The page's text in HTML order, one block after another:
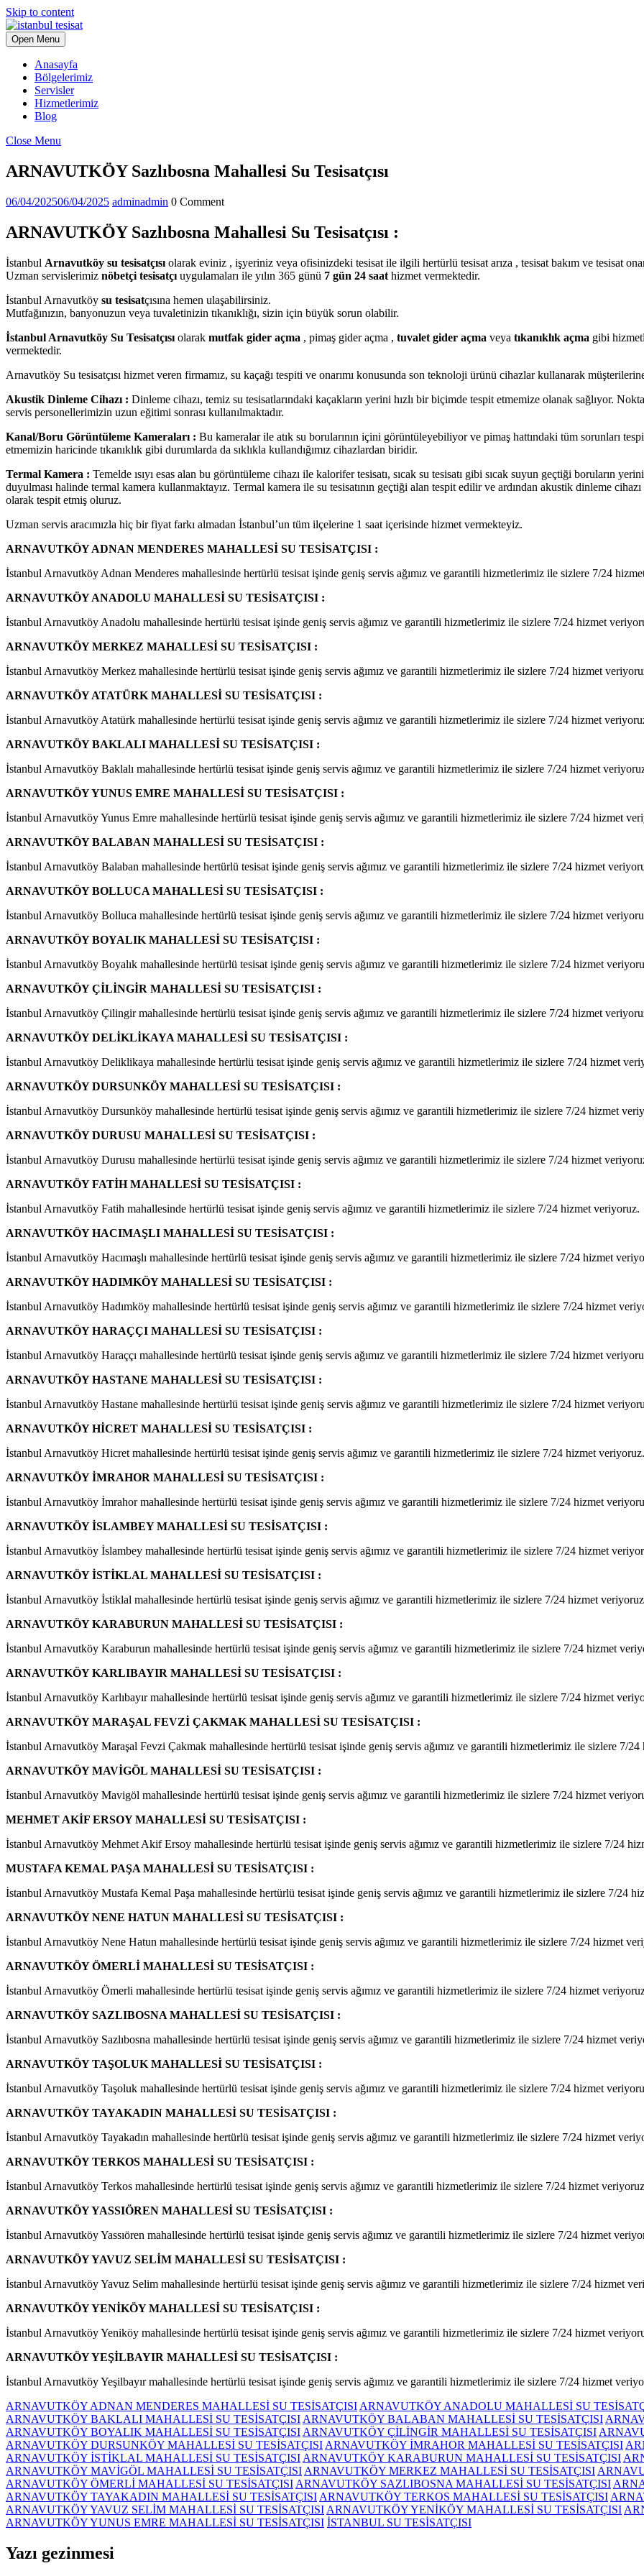
Skip to content
Open Menu
Anasayfa
Bölgelerimiz
Servisler
Hizmetlerimiz
Blog
Close Menu
ARNAVUTKÖY Sazlıbosna Mahallesi Su Tesisatçısı
06/04/202506/04/2025 adminadmin 0 Comment
ARNAVUTKÖY Sazlıbosna Mahallesi Su Tesisatçısı :
İstanbul Arnavutköy su tesisatçısı olarak eviniz , işyeriniz veya ofisinizdeki tesisat ile ilgili hertürlü tesisat arıza , tesisat bakım ve tesisat
Uzman servislerimiz nöbetçi tesisatçı uygulamaları ile yılın 365 günü 7 gün 24 saat hizmet vermektedir.
İstanbul Arnavutköy su tesisatçısına hemen ulaşabilirsiniz.
Mutfağınızın, banyonuzun veya tuvaletinizin tıkanıklığı, sizin için büyük sorun olabilir.
İstanbul Arnavutköy Su Tesisatçısı olarak mutfak gider açma , pimaş gider açma , tuvalet gider açma veya tıkanıklık açma gibi
vermektedir.
Arnavutköy Su tesisatçısı hizmet veren firmamız, su kaçağı tespiti ve onarımı konusunda son teknoloji ürünü cihazlar kullanarak
Akustik Dinleme Cihazı : Dinleme cihazı, temiz su tesisatlarındaki kaçakların yerini hızlı bir biçimde tespit etmemize olanak sağlıyor.
servis personellerimizin uzun eğitimi sonrası kullanılmaktadır.
Kanal/Boru Görüntüleme Kameraları : Bu kameralar ile atık su borularının içini görüntüleyebiliyor ve pimaş hattındaki tüm sorunları
etmemizin haricinde tıkanıklık gibi durumlarda da sıklıkla kullandığımız cihazlardan biridir.
Termal Kamera : Temelde ısıyı esas alan bu görüntüleme cihazı ile kalorifer tesisatı, sıcak su tesisatı gibi sıcak suyun geçtiği boruların
duyulması halinde termal kamera kullanmaktayız. Termal kamera ile su tesisatının geçtiği alan tespit edilir ve ardından akustik dinleme
olarak tespit etmiş oluruz.
Uzman servis aracımızla hiç bir fiyat farkı almadan İstanbul’un tüm ilçelerine 1 saat içerisinde hizmet vermekteyiz.
ARNAVUTKÖY ADNAN MENDERES MAHALLESİ SU TESİSATÇISI :
İstanbul Arnavutköy Adnan Menderes mahallesinde hertürlü tesisat işinde geniş servis ağımız ve garantili hizmetlerimiz ile sizlere 7/24
ARNAVUTKÖY ANADOLU MAHALLESİ SU TESİSATÇISI :
İstanbul Arnavutköy Anadolu mahallesinde hertürlü tesisat işinde geniş servis ağımız ve garantili hizmetlerimiz ile sizlere 7/24 hizmet
ARNAVUTKÖY MERKEZ MAHALLESİ SU TESİSATÇISI :
İstanbul Arnavutköy Merkez mahallesinde hertürlü tesisat işinde geniş servis ağımız ve garantili hizmetlerimiz ile sizlere 7/24 hizmet
ARNAVUTKÖY ATATÜRK MAHALLESİ SU TESİSATÇISI :
İstanbul Arnavutköy Atatürk mahallesinde hertürlü tesisat işinde geniş servis ağımız ve garantili hizmetlerimiz ile sizlere 7/24 hizmet
ARNAVUTKÖY BAKLALI MAHALLESİ SU TESİSATÇISI :
İstanbul Arnavutköy Baklalı mahallesinde hertürlü tesisat işinde geniş servis ağımız ve garantili hizmetlerimiz ile sizlere 7/24 hizmet
ARNAVUTKÖY YUNUS EMRE MAHALLESİ SU TESİSATÇISI :
İstanbul Arnavutköy Yunus Emre mahallesinde hertürlü tesisat işinde geniş servis ağımız ve garantili hizmetlerimiz ile sizlere 7/24 hizmet
ARNAVUTKÖY BALABAN MAHALLESİ SU TESİSATÇISI :
İstanbul Arnavutköy Balaban mahallesinde hertürlü tesisat işinde geniş servis ağımız ve garantili hizmetlerimiz ile sizlere 7/24 hizmet
ARNAVUTKÖY BOLLUCA MAHALLESİ SU TESİSATÇISI :
İstanbul Arnavutköy Bolluca mahallesinde hertürlü tesisat işinde geniş servis ağımız ve garantili hizmetlerimiz ile sizlere 7/24 hizmet
ARNAVUTKÖY BOYALIK MAHALLESİ SU TESİSATÇISI :
İstanbul Arnavutköy Boyalık mahallesinde hertürlü tesisat işinde geniş servis ağımız ve garantili hizmetlerimiz ile sizlere 7/24 hizmet
ARNAVUTKÖY ÇİLİNGİR MAHALLESİ SU TESİSATÇISI :
İstanbul Arnavutköy Çilingir mahallesinde hertürlü tesisat işinde geniş servis ağımız ve garantili hizmetlerimiz ile sizlere 7/24 hizmet
ARNAVUTKÖY DELİKLİKAYA MAHALLESİ SU TESİSATÇISI :
İstanbul Arnavutköy Deliklikaya mahallesinde hertürlü tesisat işinde geniş servis ağımız ve garantili hizmetlerimiz ile sizlere 7/24 hizmet
ARNAVUTKÖY DURSUNKÖY MAHALLESİ SU TESİSATÇISI :
İstanbul Arnavutköy Dursunköy mahallesinde hertürlü tesisat işinde geniş servis ağımız ve garantili hizmetlerimiz ile sizlere 7/24 hizmet
ARNAVUTKÖY DURUSU MAHALLESİ SU TESİSATÇISI :
İstanbul Arnavutköy Durusu mahallesinde hertürlü tesisat işinde geniş servis ağımız ve garantili hizmetlerimiz ile sizlere 7/24 hizmet
ARNAVUTKÖY FATİH MAHALLESİ SU TESİSATÇISI :
İstanbul Arnavutköy Fatih mahallesinde hertürlü tesisat işinde geniş servis ağımız ve garantili hizmetlerimiz ile sizlere 7/24 hizmet veriyoruz.
ARNAVUTKÖY HACIMAŞLI MAHALLESİ SU TESİSATÇISI :
İstanbul Arnavutköy Hacımaşlı mahallesinde hertürlü tesisat işinde geniş servis ağımız ve garantili hizmetlerimiz ile sizlere 7/24 hizmet
ARNAVUTKÖY HADIMKÖY MAHALLESİ SU TESİSATÇISI :
İstanbul Arnavutköy Hadımköy mahallesinde hertürlü tesisat işinde geniş servis ağımız ve garantili hizmetlerimiz ile sizlere 7/24 hizmet
ARNAVUTKÖY HARAÇÇI MAHALLESİ SU TESİSATÇISI :
İstanbul Arnavutköy Haraççı mahallesinde hertürlü tesisat işinde geniş servis ağımız ve garantili hizmetlerimiz ile sizlere 7/24 hizmet
ARNAVUTKÖY HASTANE MAHALLESİ SU TESİSATÇISI :
İstanbul Arnavutköy Hastane mahallesinde hertürlü tesisat işinde geniş servis ağımız ve garantili hizmetlerimiz ile sizlere 7/24 hizmet
ARNAVUTKÖY HİCRET MAHALLESİ SU TESİSATÇISI :
İstanbul Arnavutköy Hicret mahallesinde hertürlü tesisat işinde geniş servis ağımız ve garantili hizmetlerimiz ile sizlere 7/24 hizmet veriyoruz.
ARNAVUTKÖY İMRAHOR MAHALLESİ SU TESİSATÇISI :
İstanbul Arnavutköy İmrahor mahallesinde hertürlü tesisat işinde geniş servis ağımız ve garantili hizmetlerimiz ile sizlere 7/24 hizmet
ARNAVUTKÖY İSLAMBEY MAHALLESİ SU TESİSATÇISI :
İstanbul Arnavutköy İslambey mahallesinde hertürlü tesisat işinde geniş servis ağımız ve garantili hizmetlerimiz ile sizlere 7/24 hizmet
ARNAVUTKÖY İSTİKLAL MAHALLESİ SU TESİSATÇISI :
İstanbul Arnavutköy İstiklal mahallesinde hertürlü tesisat işinde geniş servis ağımız ve garantili hizmetlerimiz ile sizlere 7/24 hizmet
ARNAVUTKÖY KARABURUN MAHALLESİ SU TESİSATÇISI :
İstanbul Arnavutköy Karaburun mahallesinde hertürlü tesisat işinde geniş servis ağımız ve garantili hizmetlerimiz ile sizlere 7/24 hizmet
ARNAVUTKÖY KARLIBAYIR MAHALLESİ SU TESİSATÇISI :
İstanbul Arnavutköy Karlıbayır mahallesinde hertürlü tesisat işinde geniş servis ağımız ve garantili hizmetlerimiz ile sizlere 7/24 hizmet
ARNAVUTKÖY MARAŞAL FEVZİ ÇAKMAK MAHALLESİ SU TESİSATÇISI :
İstanbul Arnavutköy Maraşal Fevzi Çakmak mahallesinde hertürlü tesisat işinde geniş servis ağımız ve garantili hizmetlerimiz ile sizlere 7/
ARNAVUTKÖY MAVİGÖL MAHALLESİ SU TESİSATÇISI :
İstanbul Arnavutköy Mavigöl mahallesinde hertürlü tesisat işinde geniş servis ağımız ve garantili hizmetlerimiz ile sizlere 7/24 hizmet
MEHMET AKİF ERSOY MAHALLESİ SU TESİSATÇISI :
İstanbul Arnavutköy Mehmet Akif Ersoy mahallesinde hertürlü tesisat işinde geniş servis ağımız ve garantili hizmetlerimiz ile sizlere 7/24
MUSTAFA KEMAL PAŞA MAHALLESİ SU TESİSATÇISI :
İstanbul Arnavutköy Mustafa Kemal Paşa mahallesinde hertürlü tesisat işinde geniş servis ağımız ve garantili hizmetlerimiz ile sizlere 7/24
ARNAVUTKÖY NENE HATUN MAHALLESİ SU TESİSATÇISI :
İstanbul Arnavutköy Nene Hatun mahallesinde hertürlü tesisat işinde geniş servis ağımız ve garantili hizmetlerimiz ile sizlere 7/24 hizmet
ARNAVUTKÖY ÖMERLİ MAHALLESİ SU TESİSATÇISI :
İstanbul Arnavutköy Ömerli mahallesinde hertürlü tesisat işinde geniş servis ağımız ve garantili hizmetlerimiz ile sizlere 7/24 hizmet
ARNAVUTKÖY SAZLIBOSNA MAHALLESİ SU TESİSATÇISI :
İstanbul Arnavutköy Sazlıbosna mahallesinde hertürlü tesisat işinde geniş servis ağımız ve garantili hizmetlerimiz ile sizlere 7/24 hizmet
ARNAVUTKÖY TAŞOLUK MAHALLESİ SU TESİSATÇISI :
İstanbul Arnavutköy Taşoluk mahallesinde hertürlü tesisat işinde geniş servis ağımız ve garantili hizmetlerimiz ile sizlere 7/24 hizmet
ARNAVUTKÖY TAYAKADIN MAHALLESİ SU TESİSATÇISI :
İstanbul Arnavutköy Tayakadın mahallesinde hertürlü tesisat işinde geniş servis ağımız ve garantili hizmetlerimiz ile sizlere 7/24 hizmet
ARNAVUTKÖY TERKOS MAHALLESİ SU TESİSATÇISI :
İstanbul Arnavutköy Terkos mahallesinde hertürlü tesisat işinde geniş servis ağımız ve garantili hizmetlerimiz ile sizlere 7/24 hizmet
ARNAVUTKÖY YASSIÖREN MAHALLESİ SU TESİSATÇISI :
İstanbul Arnavutköy Yassıören mahallesinde hertürlü tesisat işinde geniş servis ağımız ve garantili hizmetlerimiz ile sizlere 7/24 hizmet
ARNAVUTKÖY YAVUZ SELİM MAHALLESİ SU TESİSATÇISI :
İstanbul Arnavutköy Yavuz Selim mahallesinde hertürlü tesisat işinde geniş servis ağımız ve garantili hizmetlerimiz ile sizlere 7/24 hizmet
ARNAVUTKÖY YENİKÖY MAHALLESİ SU TESİSATÇISI :
İstanbul Arnavutköy Yeniköy mahallesinde hertürlü tesisat işinde geniş servis ağımız ve garantili hizmetlerimiz ile sizlere 7/24 hizmet
ARNAVUTKÖY YEŞİLBAYIR MAHALLESİ SU TESİSATÇISI :
İstanbul Arnavutköy Yeşilbayır mahallesinde hertürlü tesisat işinde geniş servis ağımız ve garantili hizmetlerimiz ile sizlere 7/24 hizmet
ARNAVUTKÖY ADNAN MENDERES MAHALLESİ SU TESİSATÇISI ARNAVUTKÖY ANADOLU MAHALLESİ SU
ARNAVUTKÖY BAKLALI MAHALLESİ SU TESİSATÇISI ARNAVUTKÖY BALABAN MAHALLESİ SU TESİSATÇISI
ARNAVUTKÖY BOYALIK MAHALLESİ SU TESİSATÇISI ARNAVUTKÖY ÇİLİNGİR MAHALLESİ SU TESİSATÇISI
ARNAVUTKÖY DURSUNKÖY MAHALLESİ SU TESİSATÇISI ARNAVUTKÖY İMRAHOR MAHALLESİ SU TESİSATÇISI
ARNAVUTKÖY İSTİKLAL MAHALLESİ SU TESİSATÇISI ARNAVUTKÖY KARABURUN MAHALLESİ SU TESİSATÇISI
ARNAVUTKÖY MAVİGÖL MAHALLESİ SU TESİSATÇISI ARNAVUTKÖY MERKEZ MAHALLESİ SU TESİSATÇISI
ARNAVUTKÖY ÖMERLİ MAHALLESİ SU TESİSATÇISI ARNAVUTKÖY SAZLIBOSNA MAHALLESİ SU TESİSATÇISI
ARNAVUTKÖY TAYAKADIN MAHALLESİ SU TESİSATÇISI ARNAVUTKÖY TERKOS MAHALLESİ SU TESİSATÇISI
ARNAVUTKÖY YAVUZ SELİM MAHALLESİ SU TESİSATÇISI ARNAVUTKÖY YENİKÖY MAHALLESİ SU TESİSATÇISI
ARNAVUTKÖY YUNUS EMRE MAHALLESİ SU TESİSATÇISI İSTANBUL SU TESİSATÇISI
Yazı gezinmesi